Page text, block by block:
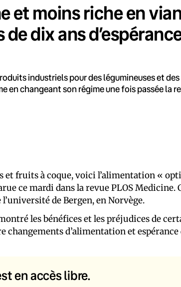
et moins riche en
dix ans
industriels pour des légumineuses et
en changeant son régime une fois passée la
et fruits à coque, voici l’alimentation «
ce mardi dans la revue PLOS Medicine.
de Bergen, en Norvège.
les bénéfices et les préjudices de
changements d’alimentation et espérance
en accès libre.